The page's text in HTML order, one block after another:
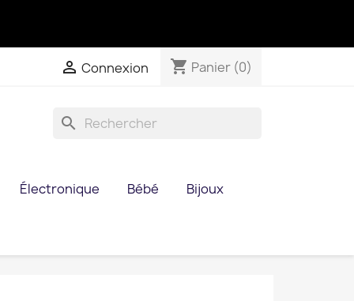
 Connexion shopping_cart Panier (0)
search
Électronique Bébé Bijoux